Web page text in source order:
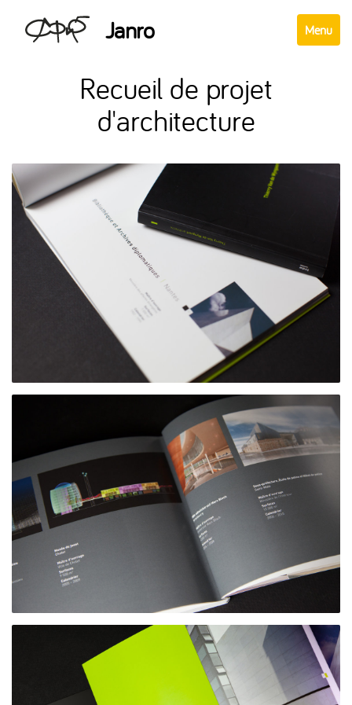
Afficher
le
Menu
Janro
Recueil de projet
d'architecture